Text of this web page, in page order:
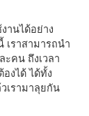
านได้อย่าง
เราสามารถนำ
คน ถึงเวลา
งได้ ได้ทั้ง
เรามาลุยกัน